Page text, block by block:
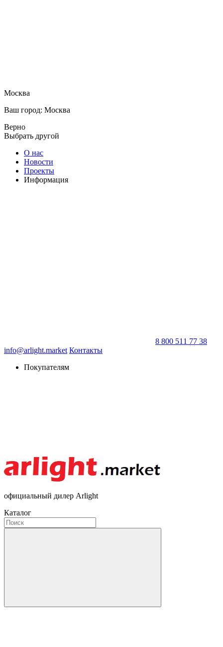
Москва
Ваш город: Москва
Верно
Выбрать другой
О нас
Новости
Проекты
Информация
8 800 511 77 38
info@arlight.market Контакты
Покупателям
официальный дилер Arlight
Каталог